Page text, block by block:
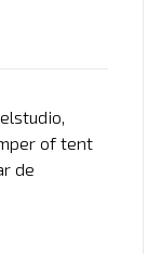
of tent
de